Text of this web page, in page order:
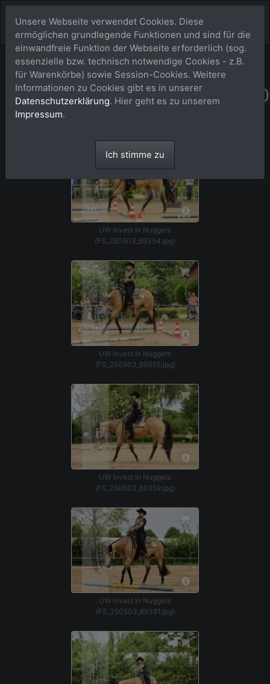
250504 EWU AQ/C in Seppenrade Menü
UW_Invest_In_Nuggets_Nr020
20 Bild(er)
UW Invest In Nuggets
(FS_250503_69354.jpg)
UW Invest In Nuggets
(FS_250503_69355.jpg)
UW Invest In Nuggets
(FS_250503_69359.jpg)
UW Invest In Nuggets
(FS_250503_69361.jpg)
Unsere Webseite verwendet Cookies. Diese
ermöglichen grundlegende Funktionen und sind für die
einwandfreie Funktion der Webseite erforderlich (sog.
essenzielle bzw. technisch notwendige Cookies - z.B.
für Warenkörbe) sowie Session-Cookies. Weitere
Informationen zu Cookies gibt es in unserer
Datenschutzerklärung. Hier geht es zu unserem
Impressum.
Ich stimme zu